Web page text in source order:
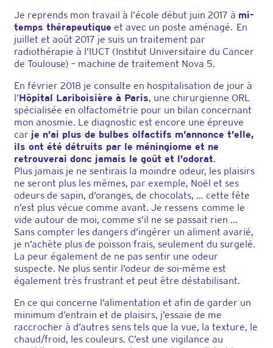
Je reprends mon travail à l’école début juin 2017 à mi-
temps thérapeutique et avec un poste aménagé. En
juillet et août 2017 je suis un traitement par
radiothérapie à l’IUCT (Institut Universitaire du Cancer
de Toulouse) – machine de traitement Nova 5.
En février 2018 je consulte en hospitalisation de jour à
l’Hôpital Lariboisière à Paris, une chirurgienne ORL
spécialisée en olfactométrie pour un bilan concernant
mon anosmie. Le diagnostic est encore une épreuve
car je n’ai plus de bulbes olfactifs m’annonce t’elle,
ils ont été détruits par le méningiome et ne
retrouverai donc jamais le goût et l’odorat.
Plus jamais je ne sentirais la moindre odeur, les plaisirs
ne seront plus les mêmes, par exemple, Noël et ses
odeurs de sapin, d’oranges, de chocolats, … cette fête
n’est plus vécue comme avant. Je ressens comme le
vide autour de moi, comme s’il ne se passait rien …
Sans compter les dangers d’ingérer un aliment avarié,
je n’achète plus de poisson frais, seulement du surgelé.
La peur également de ne pas sentir une odeur
suspecte. Ne plus sentir l’odeur de soi-même est
également très frustrant et peut être déstabilisant.
En ce qui concerne l’alimentation et afin de garder un
minimum d’entrain et de plaisirs, j’essaie de me
raccrocher à d’autres sens tels que la vue, la texture, le
chaud/froid, les couleurs. C’est une vigilance au